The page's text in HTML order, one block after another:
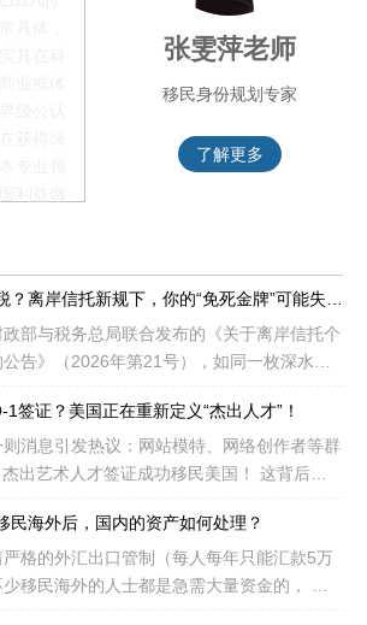
额的
个移民
"优
EB1A
用办理
来愈受
睐。
张雯萍老师
移民身份规划专家
了解更多
部与税务总局联合发布的《关于离岸信托个
告》（2026年第21号），如同一枚深水炸
1签证？美国正在重新定义“杰出人才”！
消息引发热议：网站模特、网络创作者等群
术人才签证成功移民美国！ 这背后不
民海外后，国内的资产如何处理？
格的外汇出口管制（每人每年只能汇款5万
移民海外的人士都是急需大量资金的， 包